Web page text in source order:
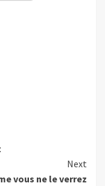
Next
vous ne le verrez